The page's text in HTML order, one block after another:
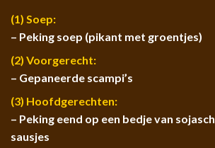
(1) Soep:
– Peking soep (pikant met groentjes)
(2) Voorgerecht:
– Gepaneerde scampi’s
(3) Hoofdgerechten:
– Peking eend op een bedje van
sausjes